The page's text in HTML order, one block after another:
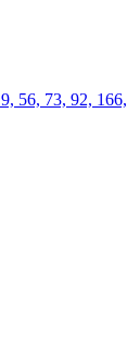
56, 73, 92,